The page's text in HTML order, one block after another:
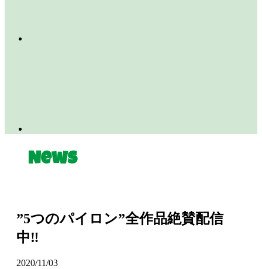
News
”5つのパイロン”全作品絶賛配信
中‼
2020/11/03